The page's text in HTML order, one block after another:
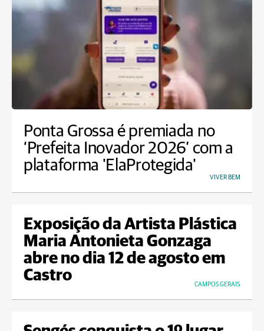
Ponta Grossa é premiada no
‘Prefeita Inovador 2026’ com a
plataforma 'ElaProtegida'
VIVER BEM
Exposição da Artista Plástica
Maria Antonieta Gonzaga
abre no dia 12 de agosto em
Castro
CAMPOS GERAIS